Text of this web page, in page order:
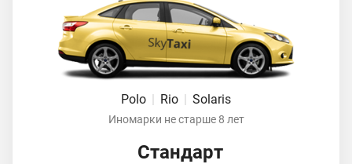
Polo | Rio | Solaris
Иномарки не старше 8 лет
Стандарт